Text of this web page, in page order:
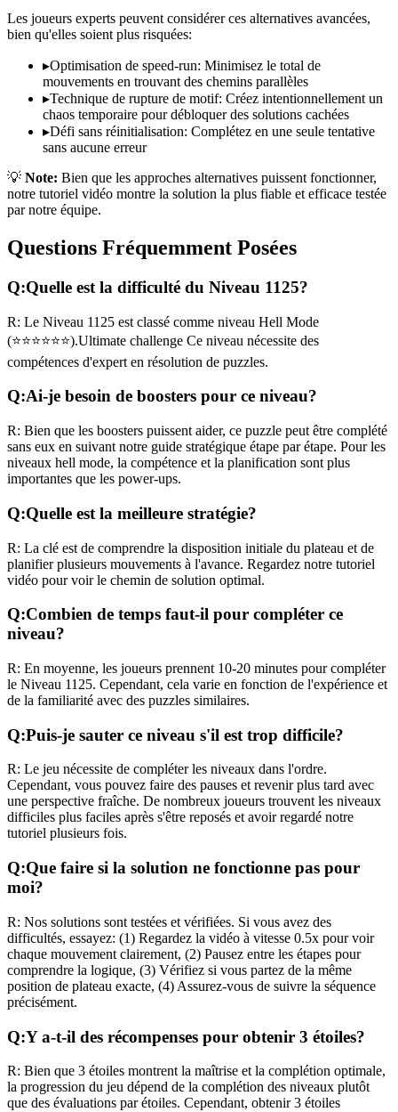
Les joueurs experts peuvent considérer ces alternatives avancées,
bien qu'elles soient plus risquées:
▸Optimisation de speed-run: Minimisez le total de
mouvements en trouvant des chemins parallèles
▸Technique de rupture de motif: Créez intentionnellement un
chaos temporaire pour débloquer des solutions cachées
▸Défi sans réinitialisation: Complétez en une seule tentative
sans aucune erreur
💡 Note: Bien que les approches alternatives puissent fonctionner,
notre tutoriel vidéo montre la solution la plus fiable et efficace testée
par notre équipe.
Questions Fréquemment Posées
Q:Quelle est la difficulté du Niveau 1125?
R: Le Niveau 1125 est classé comme niveau Hell Mode
(⭐⭐⭐⭐⭐⭐).Ultimate challenge Ce niveau nécessite des
compétences d'expert en résolution de puzzles.
Q:Ai-je besoin de boosters pour ce niveau?
R: Bien que les boosters puissent aider, ce puzzle peut être complété
sans eux en suivant notre guide stratégique étape par étape. Pour les
niveaux hell mode, la compétence et la planification sont plus
importantes que les power-ups.
Q:Quelle est la meilleure stratégie?
R: La clé est de comprendre la disposition initiale du plateau et de
planifier plusieurs mouvements à l'avance. Regardez notre tutoriel
vidéo pour voir le chemin de solution optimal.
Q:Combien de temps faut-il pour compléter ce
niveau?
R: En moyenne, les joueurs prennent 10-20 minutes pour compléter
le Niveau 1125. Cependant, cela varie en fonction de l'expérience et
de la familiarité avec des puzzles similaires.
Q:Puis-je sauter ce niveau s'il est trop difficile?
R: Le jeu nécessite de compléter les niveaux dans l'ordre.
Cependant, vous pouvez faire des pauses et revenir plus tard avec
une perspective fraîche. De nombreux joueurs trouvent les niveaux
difficiles plus faciles après s'être reposés et avoir regardé notre
tutoriel plusieurs fois.
Q:Que faire si la solution ne fonctionne pas pour
moi?
R: Nos solutions sont testées et vérifiées. Si vous avez des
difficultés, essayez: (1) Regardez la vidéo à vitesse 0.5x pour voir
chaque mouvement clairement, (2) Pausez entre les étapes pour
comprendre la logique, (3) Vérifiez si vous partez de la même
position de plateau exacte, (4) Assurez-vous de suivre la séquence
précisément.
Q:Y a-t-il des récompenses pour obtenir 3 étoiles?
R: Bien que 3 étoiles montrent la maîtrise et la complétion optimale,
la progression du jeu dépend de la complétion des niveaux plutôt
que des évaluations par étoiles. Cependant, obtenir 3 étoiles